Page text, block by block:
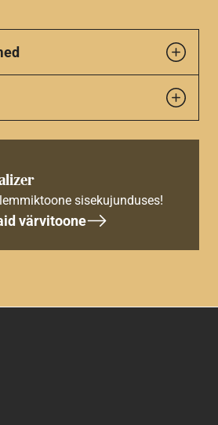
sisekujunduses!
värvitoone